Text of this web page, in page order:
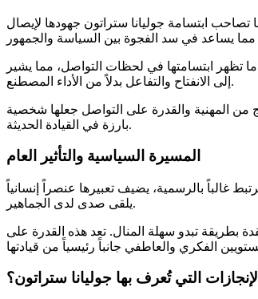
تصاحب ابتسامة جوليانا ستراتون جهودها لإيصال
تظهر ابتسامتها في لحظات التواصل، مما يشير
إلى الانفتاح والتفاعل بدلاً من الأداء المصطنع.
من المهنية والقدرة على التواصل جعلها شخصية
بارزة في القيادة الحديثة.
المسيرة السياسية والتأثير العام
غالباً بالرسمية، يضيف تعبيرها عنصراً إنسانياً
يلقى صدى لدى الجماهير.
بطريقة تبدو سهلة المنال. تعد هذه القدرة على
التي تُعرف بها جوليانا ستراتون؟